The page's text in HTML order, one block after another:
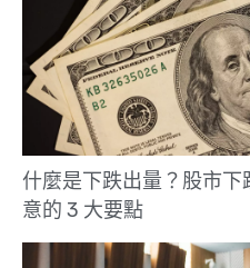
什麼是下跌出量？股市
意的 3 大要點